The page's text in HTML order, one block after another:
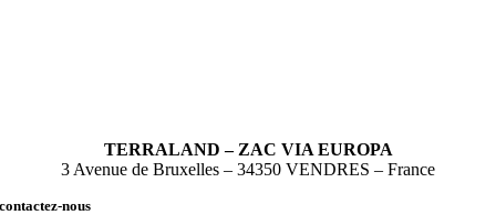
TERRALAND – ZAC VIA EUROPA
3 Avenue de Bruxelles – 34350 VENDRES – France
contactez-nous